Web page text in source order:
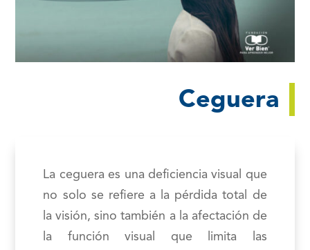
Ceguera
La ceguera es una deficiencia visual que
no solo se refiere a la pérdida total de
la visión, sino también a la afectación de
la función visual que limita las